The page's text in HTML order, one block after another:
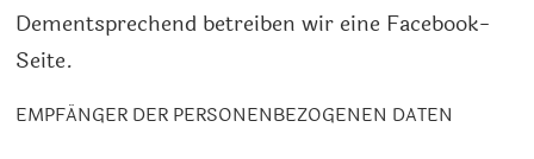
Dementsprechend betreiben wir eine Facebook-
Seite.
EMPFÄNGER DER PERSONENBEZOGENEN DATEN